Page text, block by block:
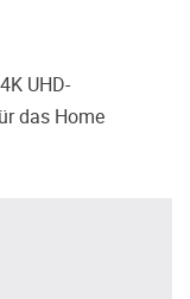
UHD-
das Home